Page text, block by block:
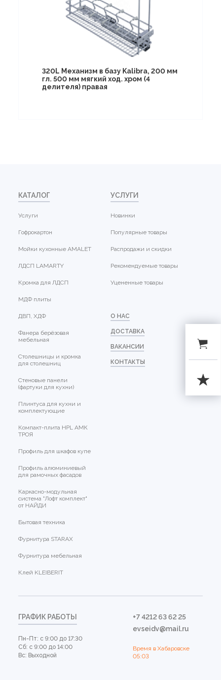
320L Механизм в базу Kalibra, 200 мм
гл. 500 мм мягкий ход. хром (4
делителя) правая
КАТАЛОГ
Услуги
Гофрокартон
Мойки кухонные AMALET
ЛДСП LAMARTY
Кромка для ЛДСП
МДФ плиты
ДВП, ХДФ
Фанера берёзовая
мебельная
Столешницы и кромка
для столешниц
Стеновые панели
(фартуки для кухни)
Плинтуса для кухни и
комплектующие
Компакт-плита HPL АМК
ТРОЯ
Профиль для шкафов купе
Профиль алюминиевый
для рамочных фасадов
Каркасно-модульная
система "Лофт комплект"
от НАЙДИ
Бытовая техника
Фурнитура STARAX
Фурнитура мебельная
Клей KLEIBERIT
УСЛУГИ
Новинки
Популярные товары
Распродажи и скидки
Рекомендуемые товары
Уцененные товары
О НАС
ДОСТАВКА
ВАКАНСИИ
КОНТАКТЫ
ГРАФИК РАБОТЫ
Пн-Пт: с 9:00 до 17:30
Сб: с 9:00 до 14:00
Вс: Выходной
+7 4212 63 62 25
evseidv@mail.ru
Время в Хабаровске
05:03